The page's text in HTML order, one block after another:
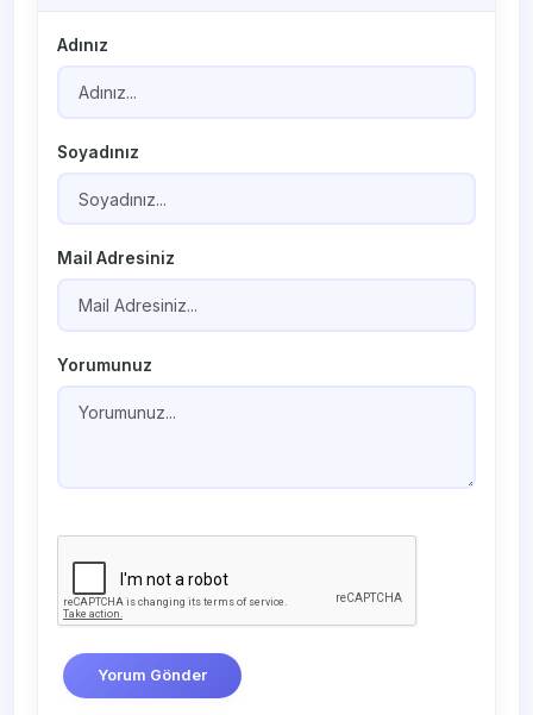
Adınız
Soyadınız
Mail Adresiniz
Yorumunuz
Yorum Gönder